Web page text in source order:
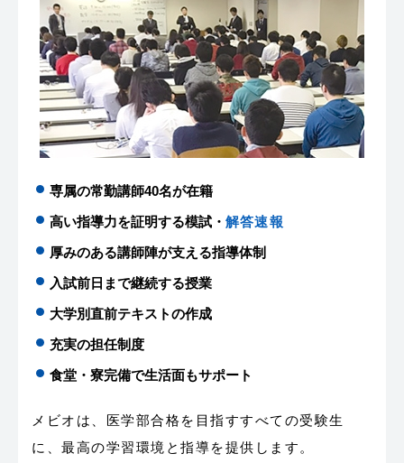
専属の常勤講師40名が在籍
高い指導力を証明する模試・ 解答速報
厚みのある講師陣が支える指導体制
入試前日まで継続する授業
大学別直前テキストの作成
充実の担任制度
食堂・寮完備で生活面もサポート
メビオは、医学部合格を目指すすべての受験生
に、最高の学習環境と指導を提供します。